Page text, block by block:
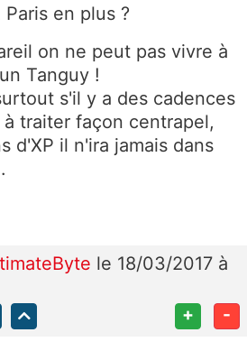
en plus ?
on ne peut pas vivre à
Tanguy !
s'il y a des cadences
traiter façon centrapel,
d'XP il n'ira jamais dans
le 18/03/2017 à
+ -